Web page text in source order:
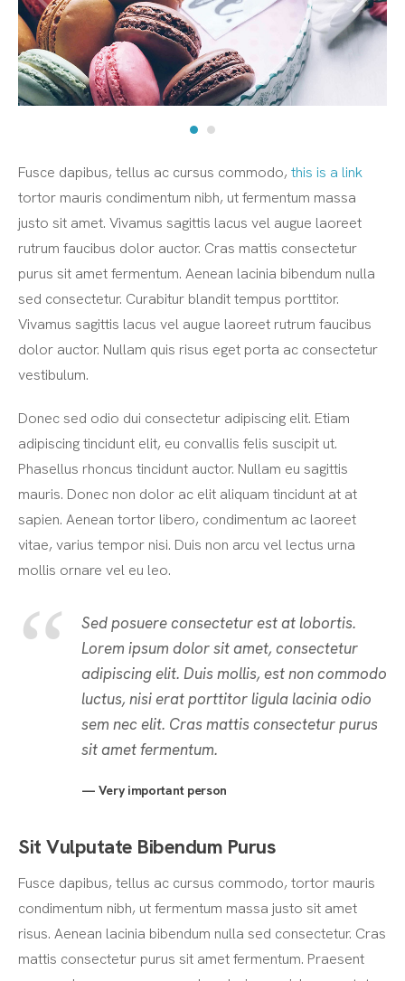
Fusce dapibus, tellus ac cursus commodo, this is a link
tortor mauris condimentum nibh, ut fermentum massa
justo sit amet. Vivamus sagittis lacus vel augue laoreet
rutrum faucibus dolor auctor. Cras mattis consectetur
purus sit amet fermentum. Aenean lacinia bibendum nulla
sed consectetur. Curabitur blandit tempus porttitor.
Vivamus sagittis lacus vel augue laoreet rutrum faucibus
dolor auctor. Nullam quis risus eget porta ac consectetur
vestibulum.
Donec sed odio dui consectetur adipiscing elit. Etiam
adipiscing tincidunt elit, eu convallis felis suscipit ut.
Phasellus rhoncus tincidunt auctor. Nullam eu sagittis
mauris. Donec non dolor ac elit aliquam tincidunt at at
sapien. Aenean tortor libero, condimentum ac laoreet
vitae, varius tempor nisi. Duis non arcu vel lectus urna
mollis ornare vel eu leo.
Sed posuere consectetur est at lobortis.
Lorem ipsum dolor sit amet, consectetur
adipiscing elit. Duis mollis, est non commodo
luctus, nisi erat porttitor ligula lacinia odio
sem nec elit. Cras mattis consectetur purus
sit amet fermentum.
Very important person
Sit Vulputate Bibendum Purus
Fusce dapibus, tellus ac cursus commodo, tortor mauris
condimentum nibh, ut fermentum massa justo sit amet
risus. Aenean lacinia bibendum nulla sed consectetur. Cras
mattis consectetur purus sit amet fermentum. Praesent